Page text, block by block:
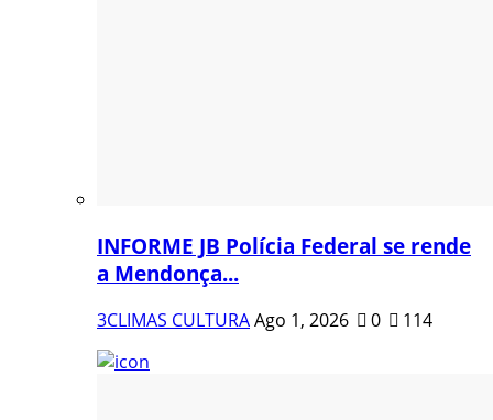
INFORME JB Polícia Federal se rende
a Mendonça...
3CLIMAS CULTURAAgo 1, 2026 0 114